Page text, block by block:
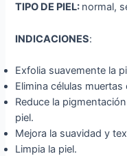
TIPO DE PIEL: normal,
INDICACIONES:
Exfolia suavemente la
Elimina células muertas
Reduce la
piel.
Mejora la suavidad y
Limpia la piel.